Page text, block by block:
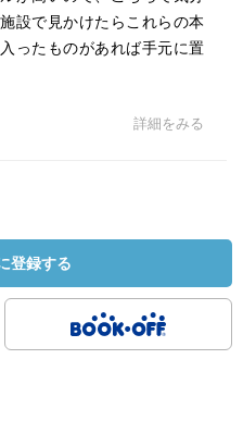
設で見かけたらこれらの本
ったものがあれば手元に置
詳細をみる
登録する